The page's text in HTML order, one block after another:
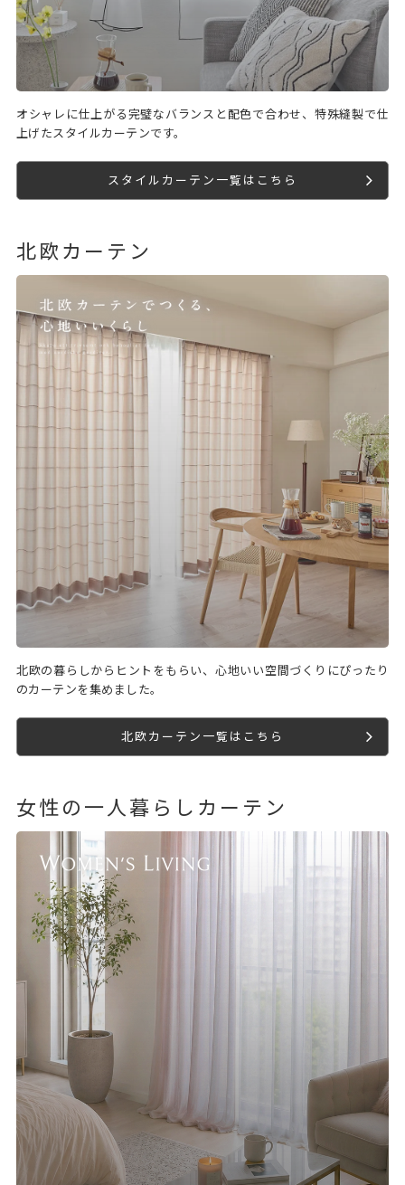
オシャレに仕上がる完璧なバランスと配色で合わせ、特殊縫製で仕
上げたスタイルカーテンです。
スタイルカーテン一覧はこちら
北欧カーテン
北欧の暮らしからヒントをもらい、心地いい空間づくりにぴったり
のカーテンを集めました。
北欧カーテン一覧はこちら
女性の一人暮らしカーテン